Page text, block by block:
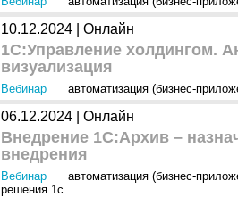
10.12.2024 | Онлайн
1С:Управление холдингом.
визуализация
Вебинар автоматизация (бизнес-
06.12.2024 | Онлайн
Внедрение 1С:Архив –
внедрения
Вебинар
автоматизация (бизнес-
решения 1с